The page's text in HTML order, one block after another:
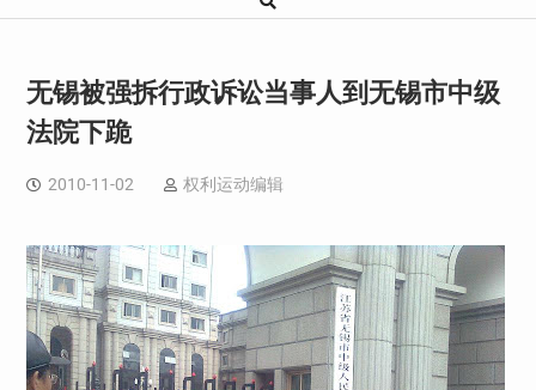
无锡被强拆行政诉讼当事人到无锡市中级
法院下跪
2010-11-02 权利运动编辑